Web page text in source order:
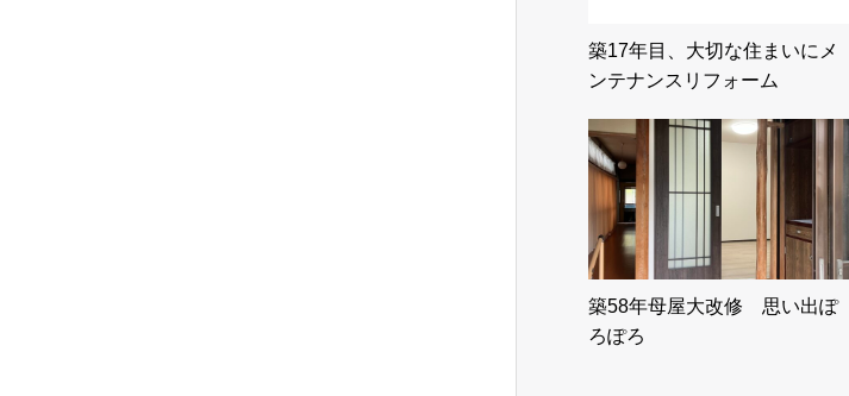
築17年目、大切な住まいにメ
ンテナンスリフォーム
築58年母屋大改修 思い出ぽ
ろぽろ